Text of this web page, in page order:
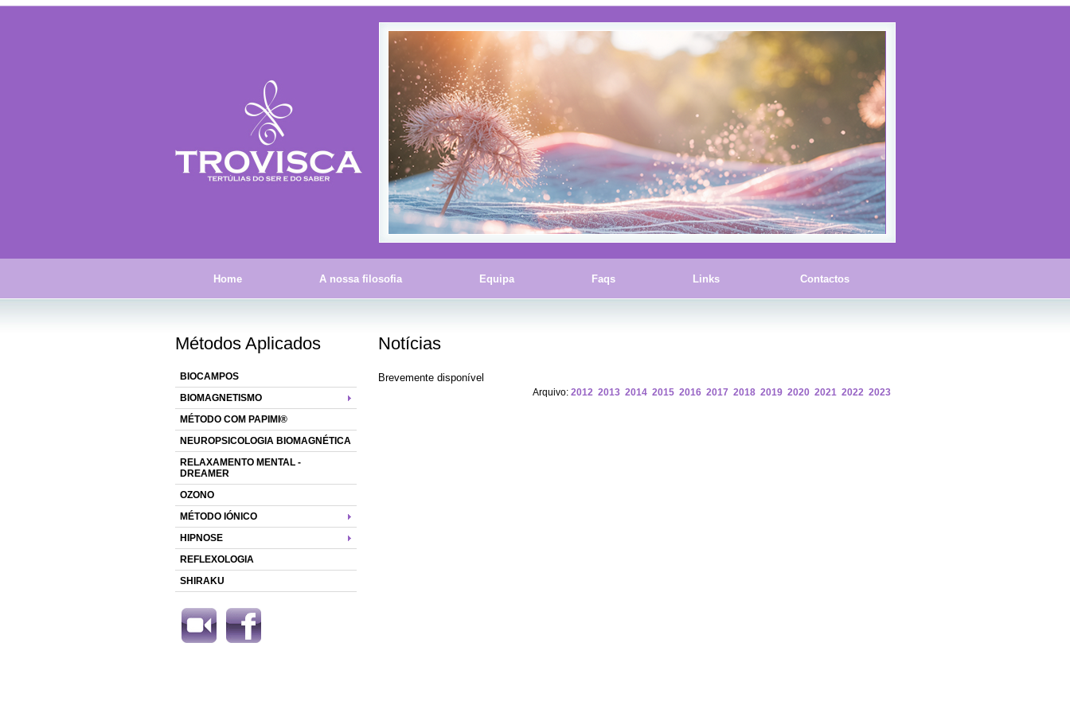
Home A nossa filosofia Equipa Faqs Links Contactos
Métodos Aplicados
BIOCAMPOS
BIOMAGNETISMO
MÉTODO COM PAPIMI®
NEUROPSICOLOGIA BIOMAGNÉTICA
RELAXAMENTO MENTAL -
DREAMER
OZONO
MÉTODO IÓNICO
HIPNOSE
REFLEXOLOGIA
SHIRAKU
Notícias
Brevemente disponível
Arquivo: 2012 2013 2014 2015 2016 2017 2018 2019 2020 2021 2022 2023